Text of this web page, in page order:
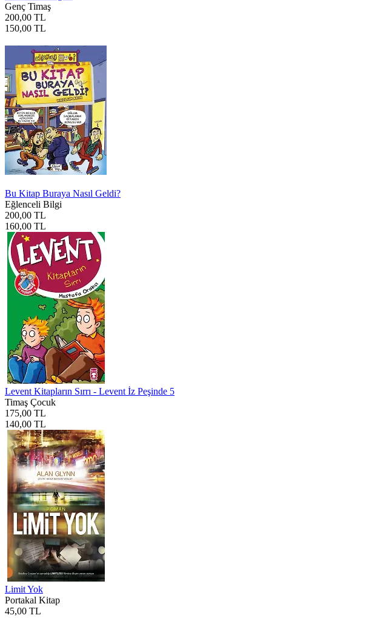
Genç Timaş
200,00 TL
150,00 TL
Bu Kitap Buraya Nasıl Geldi?
Eğlenceli Bilgi
200,00 TL
160,00 TL
Levent Kitapların Sırrı - Levent İz Peşinde 5
Timaş Çocuk
175,00 TL
140,00 TL
Limit Yok
Portakal Kitap
45,00 TL